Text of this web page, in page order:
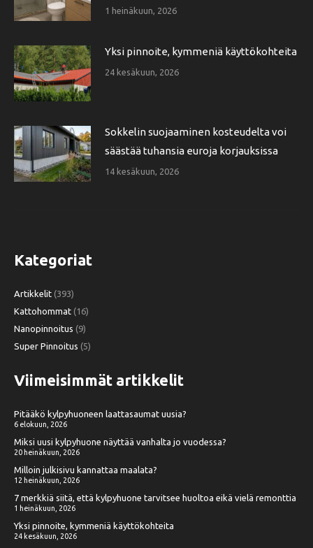
1 heinäkuun, 2026
Yksi pinnoite, kymmeniä käyttökohteita
24 kesäkuun, 2026
Sokkelin suojaaminen kosteudelta voi
säästää tuhansia euroja korjauksissa
14 kesäkuun, 2026
Kategoriat
Artikkelit (393)
Kattohommat (16)
Nanopinnoitus (9)
Super Pinnoitus (5)
Viimeisimmät artikkelit
Pitääkö kylpyhuoneen laattasaumat uusia?
6 elokuun, 2026
Miksi uusi kylpyhuone näyttää vanhalta jo vuodessa?
20 heinäkuun, 2026
Milloin julkisivu kannattaa maalata?
12 heinäkuun, 2026
7 merkkiä siitä, että kylpyhuone tarvitsee huoltoa eikä vielä remonttia
1 heinäkuun, 2026
Yksi pinnoite, kymmeniä käyttökohteita
24 kesäkuun, 2026